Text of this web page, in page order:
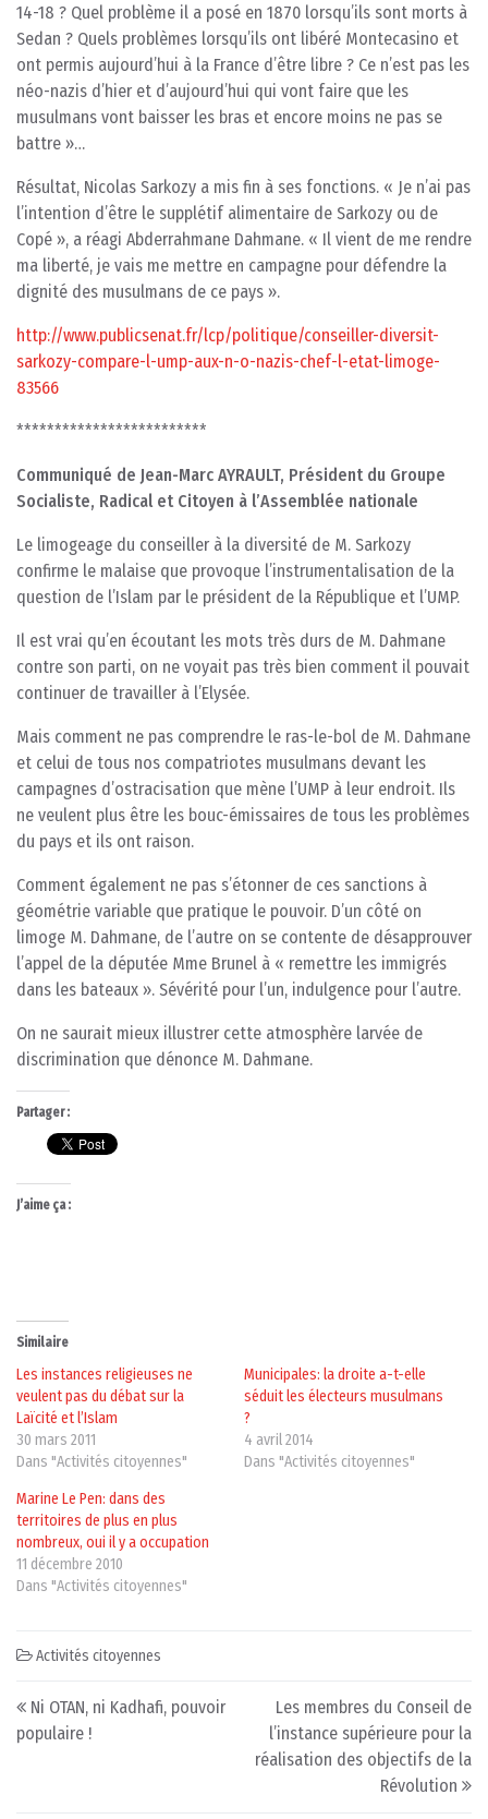
14-18 ? Quel problème il a posé en 1870 lorsqu’ils sont morts à
Sedan ? Quels problèmes lorsqu’ils ont libéré Montecasino et
ont permis aujourd’hui à la France d’être libre ? Ce n’est pas les
néo-nazis d’hier et d’aujourd’hui qui vont faire que les
musulmans vont baisser les bras et encore moins ne pas se
battre »…
Résultat, Nicolas Sarkozy a mis fin à ses fonctions. « Je n’ai pas
l’intention d’être le supplétif alimentaire de Sarkozy ou de
Copé », a réagi Abderrahmane Dahmane. « Il vient de me rendre
ma liberté, je vais me mettre en campagne pour défendre la
dignité des musulmans de ce pays ».
http://www.publicsenat.fr/lcp/politique/conseiller-diversit-
sarkozy-compare-l-ump-aux-n-o-nazis-chef-l-etat-limoge-
83566
*************************
Communiqué de Jean-Marc AYRAULT, Président du Groupe
Socialiste, Radical et Citoyen à l’Assemblée nationale
Le limogeage du conseiller à la diversité de M. Sarkozy
confirme le malaise que provoque l’instrumentalisation de la
question de l’Islam par le président de la République et l’UMP.
Il est vrai qu’en écoutant les mots très durs de M. Dahmane
contre son parti, on ne voyait pas très bien comment il pouvait
continuer de travailler à l’Elysée.
Mais comment ne pas comprendre le ras-le-bol de M. Dahmane
et celui de tous nos compatriotes musulmans devant les
campagnes d’ostracisation que mène l’UMP à leur endroit. Ils
ne veulent plus être les bouc-émissaires de tous les problèmes
du pays et ils ont raison.
Comment également ne pas s’étonner de ces sanctions à
géométrie variable que pratique le pouvoir. D’un côté on
limoge M. Dahmane, de l’autre on se contente de désapprouver
l’appel de la députée Mme Brunel à « remettre les immigrés
dans les bateaux ». Sévérité pour l’un, indulgence pour l’autre.
On ne saurait mieux illustrer cette atmosphère larvée de
discrimination que dénonce M. Dahmane.
Partager :
J’aime ça :
Similaire
Les instances religieuses ne
veulent pas du débat sur la
Laïcité et l’Islam
30 mars 2011
Dans "Activités citoyennes"
Municipales: la droite a-t-elle
séduit les électeurs musulmans
?
4 avril 2014
Dans "Activités citoyennes"
Marine Le Pen: dans des
territoires de plus en plus
nombreux, oui il y a occupation
11 décembre 2010
Dans "Activités citoyennes"
Activités citoyennes
Post navigation
Ni OTAN, ni Kadhafi, pouvoir
populaire !
Les membres du Conseil de
l’instance supérieure pour la
réalisation des objectifs de la
Révolution